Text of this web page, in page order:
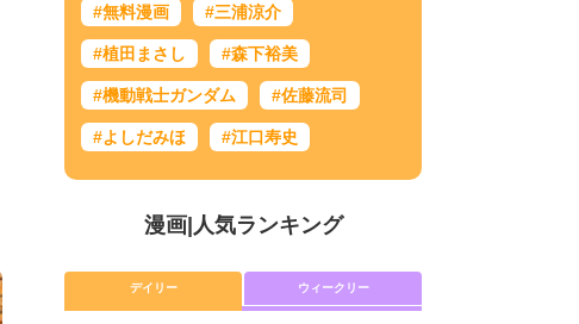
#無料漫画 #三浦涼介
#植田まさし #森下裕美
#機動戦士ガンダム #佐藤流司
#よしだみほ #江口寿史
漫画| 人気ランキング
デイリー ウィークリー